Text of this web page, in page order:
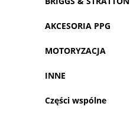
AKCESORIA PPG
MOTORYZACJA
INNE
Części wspólne